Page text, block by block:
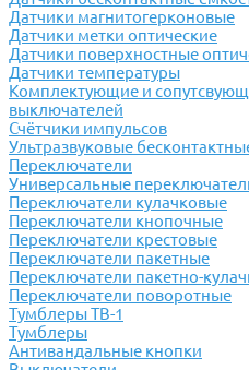
Датчики магнитогерконовые
Датчики метки оптические
Датчики поверхностные
Датчики температуры
Комплектующие и
выключателей
Счётчики импульсов
Ультразвуковые
Переключатели
Универсальные
Переключатели кулачковые
Переключатели кнопочные
Переключатели крестовые
Переключатели пакетные
Переключатели пакетно-
Переключатели поворотные
Тумблеры ТВ-1
Тумблеры
Антивандальные кнопки